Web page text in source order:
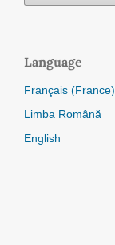
Language
Français (France)
Limba Română
English